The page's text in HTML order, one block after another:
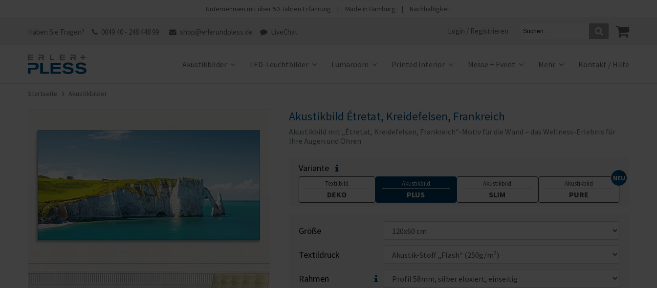
Unternehmen mit über 50 Jahren Erfahrung | Made in Hamburg | Nachhaltigkeit
Haben Sie Fragen? 0049 40 - 248 448 99 shop@erlerundpless.de LiveChat Login / Registrieren
Akustikbilder LED-Leuchtbilder Lumaroom Printed Interior Messe + Event Mehr Kontakt / Hilfe
Startseite Akustikbilder
Akustikbild Étretat, Kreidefelsen, Frankreich
Akustikbild mit „Étretat, Kreidefelsen, Frankreich“-Motiv für die Wand – das Wellness-Erlebnis für
Ihre Augen und Ohren
Variante
Textilbild
DEKO
Akustikbild
PLUS
Akustikbild
SLIM
Akustikbild
PURE
Größe
Textildruck
Rahmen